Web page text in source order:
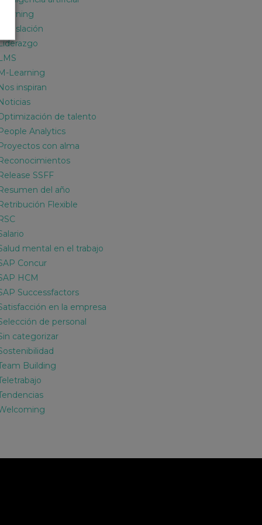
Learning
Legislación
Learning
inspiran
de talento
Analytics
con alma
SSFF
del año
Flexible
mental en el trabajo
Concur
HCM
Successfactors
en la empresa
de personal
categorizar
Building